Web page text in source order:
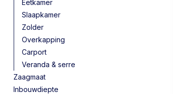
Eetkamer
Slaapkamer
Zolder
Overkapping
Carport
Veranda & serre
Zaagmaat
Inbouwdiepte